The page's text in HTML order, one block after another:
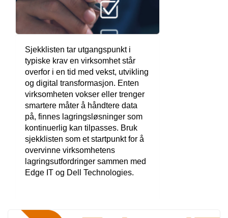
Sjekklisten tar utgangspunkt i
typiske krav en virksomhet står
overfor i en tid med vekst, utvikling
og digital transformasjon. Enten
virksomheten vokser eller trenger
smartere måter å håndtere data
på, finnes lagringsløsninger som
kontinuerlig kan tilpasses. Bruk
sjekklisten som et startpunkt for å
overvinne virksomhetens
lagringsutfordringer sammen med
Edge IT og Dell Technologies.